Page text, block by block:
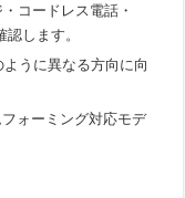
コードレス電話・
します。
うに異なる方向に向
ォーミング対応モデ